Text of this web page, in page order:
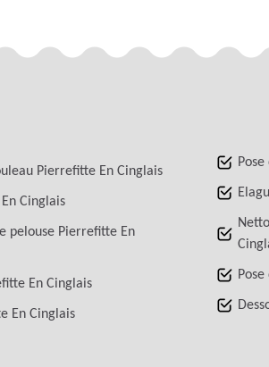
Pierrefitte En Cinglais
Cinglais
pelouse Pierrefitte En
En Cinglais
En Cinglais